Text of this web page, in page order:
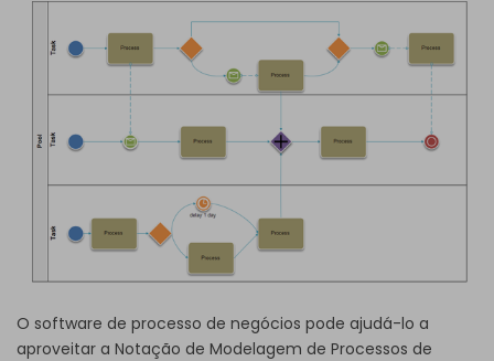
O software de processo de negócios pode ajudá-lo a
aproveitar a Notação de Modelagem de Processos de